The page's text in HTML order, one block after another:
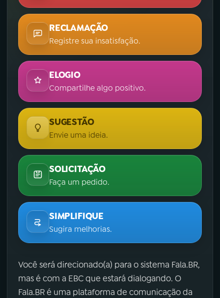
RECLAMAÇÃO
Registre sua insatisfação.
ELOGIO
Compartilhe algo positivo.
SUGESTÃO
Envie uma ideia.
SOLICITAÇÃO
Faça um pedido.
SIMPLIFIQUE
Sugira melhorias.
Você será direcionado(a) para o sistema Fala.BR,
mas é com a EBC que estará dialogando. O
Fala.BR é uma plataforma de comunicação da